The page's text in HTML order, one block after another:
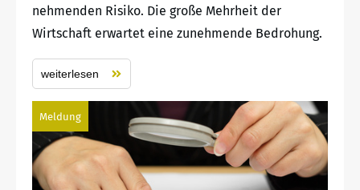
nehmenden Risiko. Die große Mehrheit der
Wirtschaft erwartet eine zunehmende Bedrohung.
weiterlesen
Meldung